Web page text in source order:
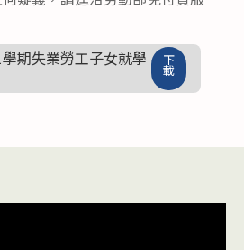
學期失業勞工子女就學
下
載